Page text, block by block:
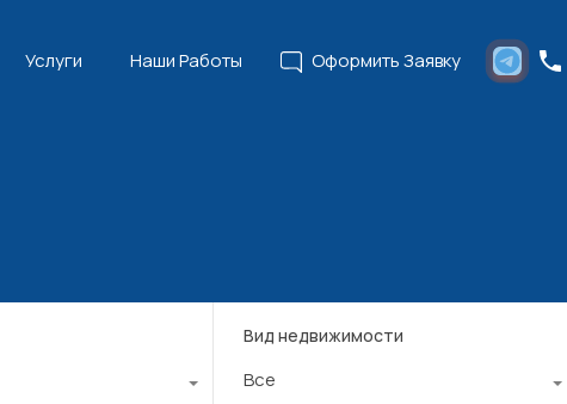
Оформить Заявку
Услуги Наши Работы Оформить Заявку
Вид недвижимости
Все